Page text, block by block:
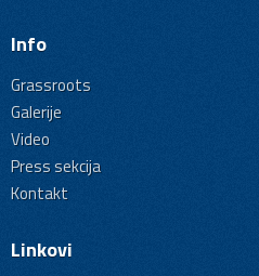
Info
Grassroots
Galerije
Video
Press sekcija
Kontakt
Linkovi